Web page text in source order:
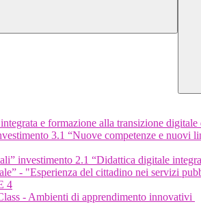
e formazione alla transizione
3.1 “Nuove competenze e
investimento 2.1 “Didattica digitale
- "Esperienza del cittadino nei servizi
4
- Ambienti di apprendimento innovativi